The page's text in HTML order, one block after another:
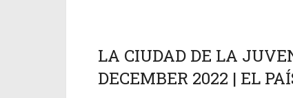
LA CIUDAD DE LA
DECEMBER 2022 | EL